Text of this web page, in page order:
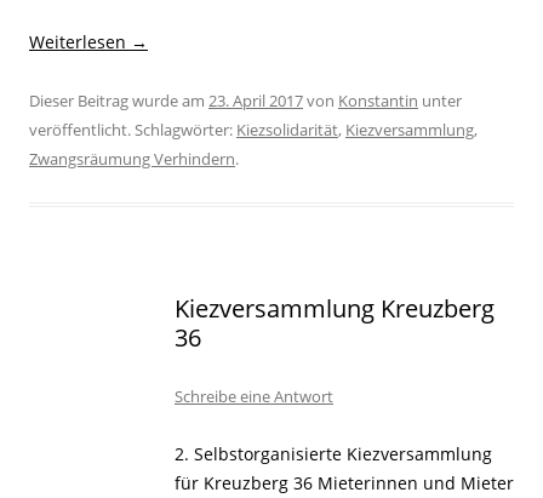
Weiterlesen →
Dieser Beitrag wurde am 23. April 2017von Konstantin unter
veröffentlicht. Schlagwörter: Kiezsolidarität, Kiezversammlung,
Zwangsräumung Verhindern.
Kiezversammlung Kreuzberg
36
Schreibe eine Antwort
2. Selbstorganisierte Kiezversammlung
für Kreuzberg 36 Mieterinnen und Mieter